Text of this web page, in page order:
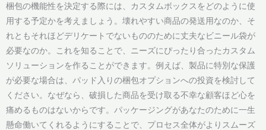
梱包の機能性を決定する際には、カスタムボックスをどのように使
用する予定かを考えましょう。壊れやすい商品の発送用なのか、そ
れともそれほどデリケートでないもののために丈夫なビニール袋が
必要なのか。これを知ることで、ニーズにぴったり合ったカスタム
ソリューションを作ることができます。例えば、製品に特別な保護
が必要な場合は、パッド入りの梱包オプションへの投資を検討して
ください。なぜなら、破損した商品を受け取る不幸な顧客ほど心を
痛めるものはないからです。パッケージングがあなたのために一生
懸命働いてくれるようにすることで、プロセス全体がよりスムーズ